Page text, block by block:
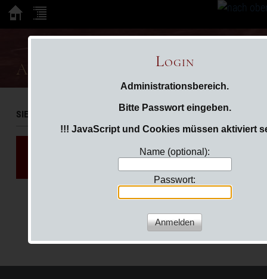
Abkürzungen
SIE SIND HIER:
Login
Administrationsbereich.
Bitte Passwort eingeben.
!!! JavaScript und Cookies müssen aktiviert
Name (optional):
Passwort:
./userfiles/plugins/tablecreate/